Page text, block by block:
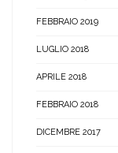
FEBBRAIO 2019
LUGLIO 2018
APRILE 2018
FEBBRAIO 2018
DICEMBRE 2017